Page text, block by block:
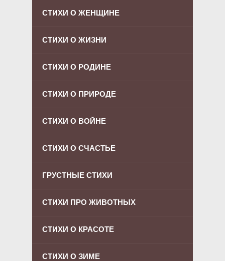
СТИХИ О ЖЕНЩИНЕ
СТИХИ О ЖИЗНИ
СТИХИ О РОДИНЕ
СТИХИ О ПРИРОДЕ
СТИХИ О ВОЙНЕ
СТИХИ О СЧАСТЬЕ
ГРУСТНЫЕ СТИХИ
СТИХИ ПРО ЖИВОТНЫХ
СТИХИ О КРАСОТЕ
СТИХИ О ЗИМЕ